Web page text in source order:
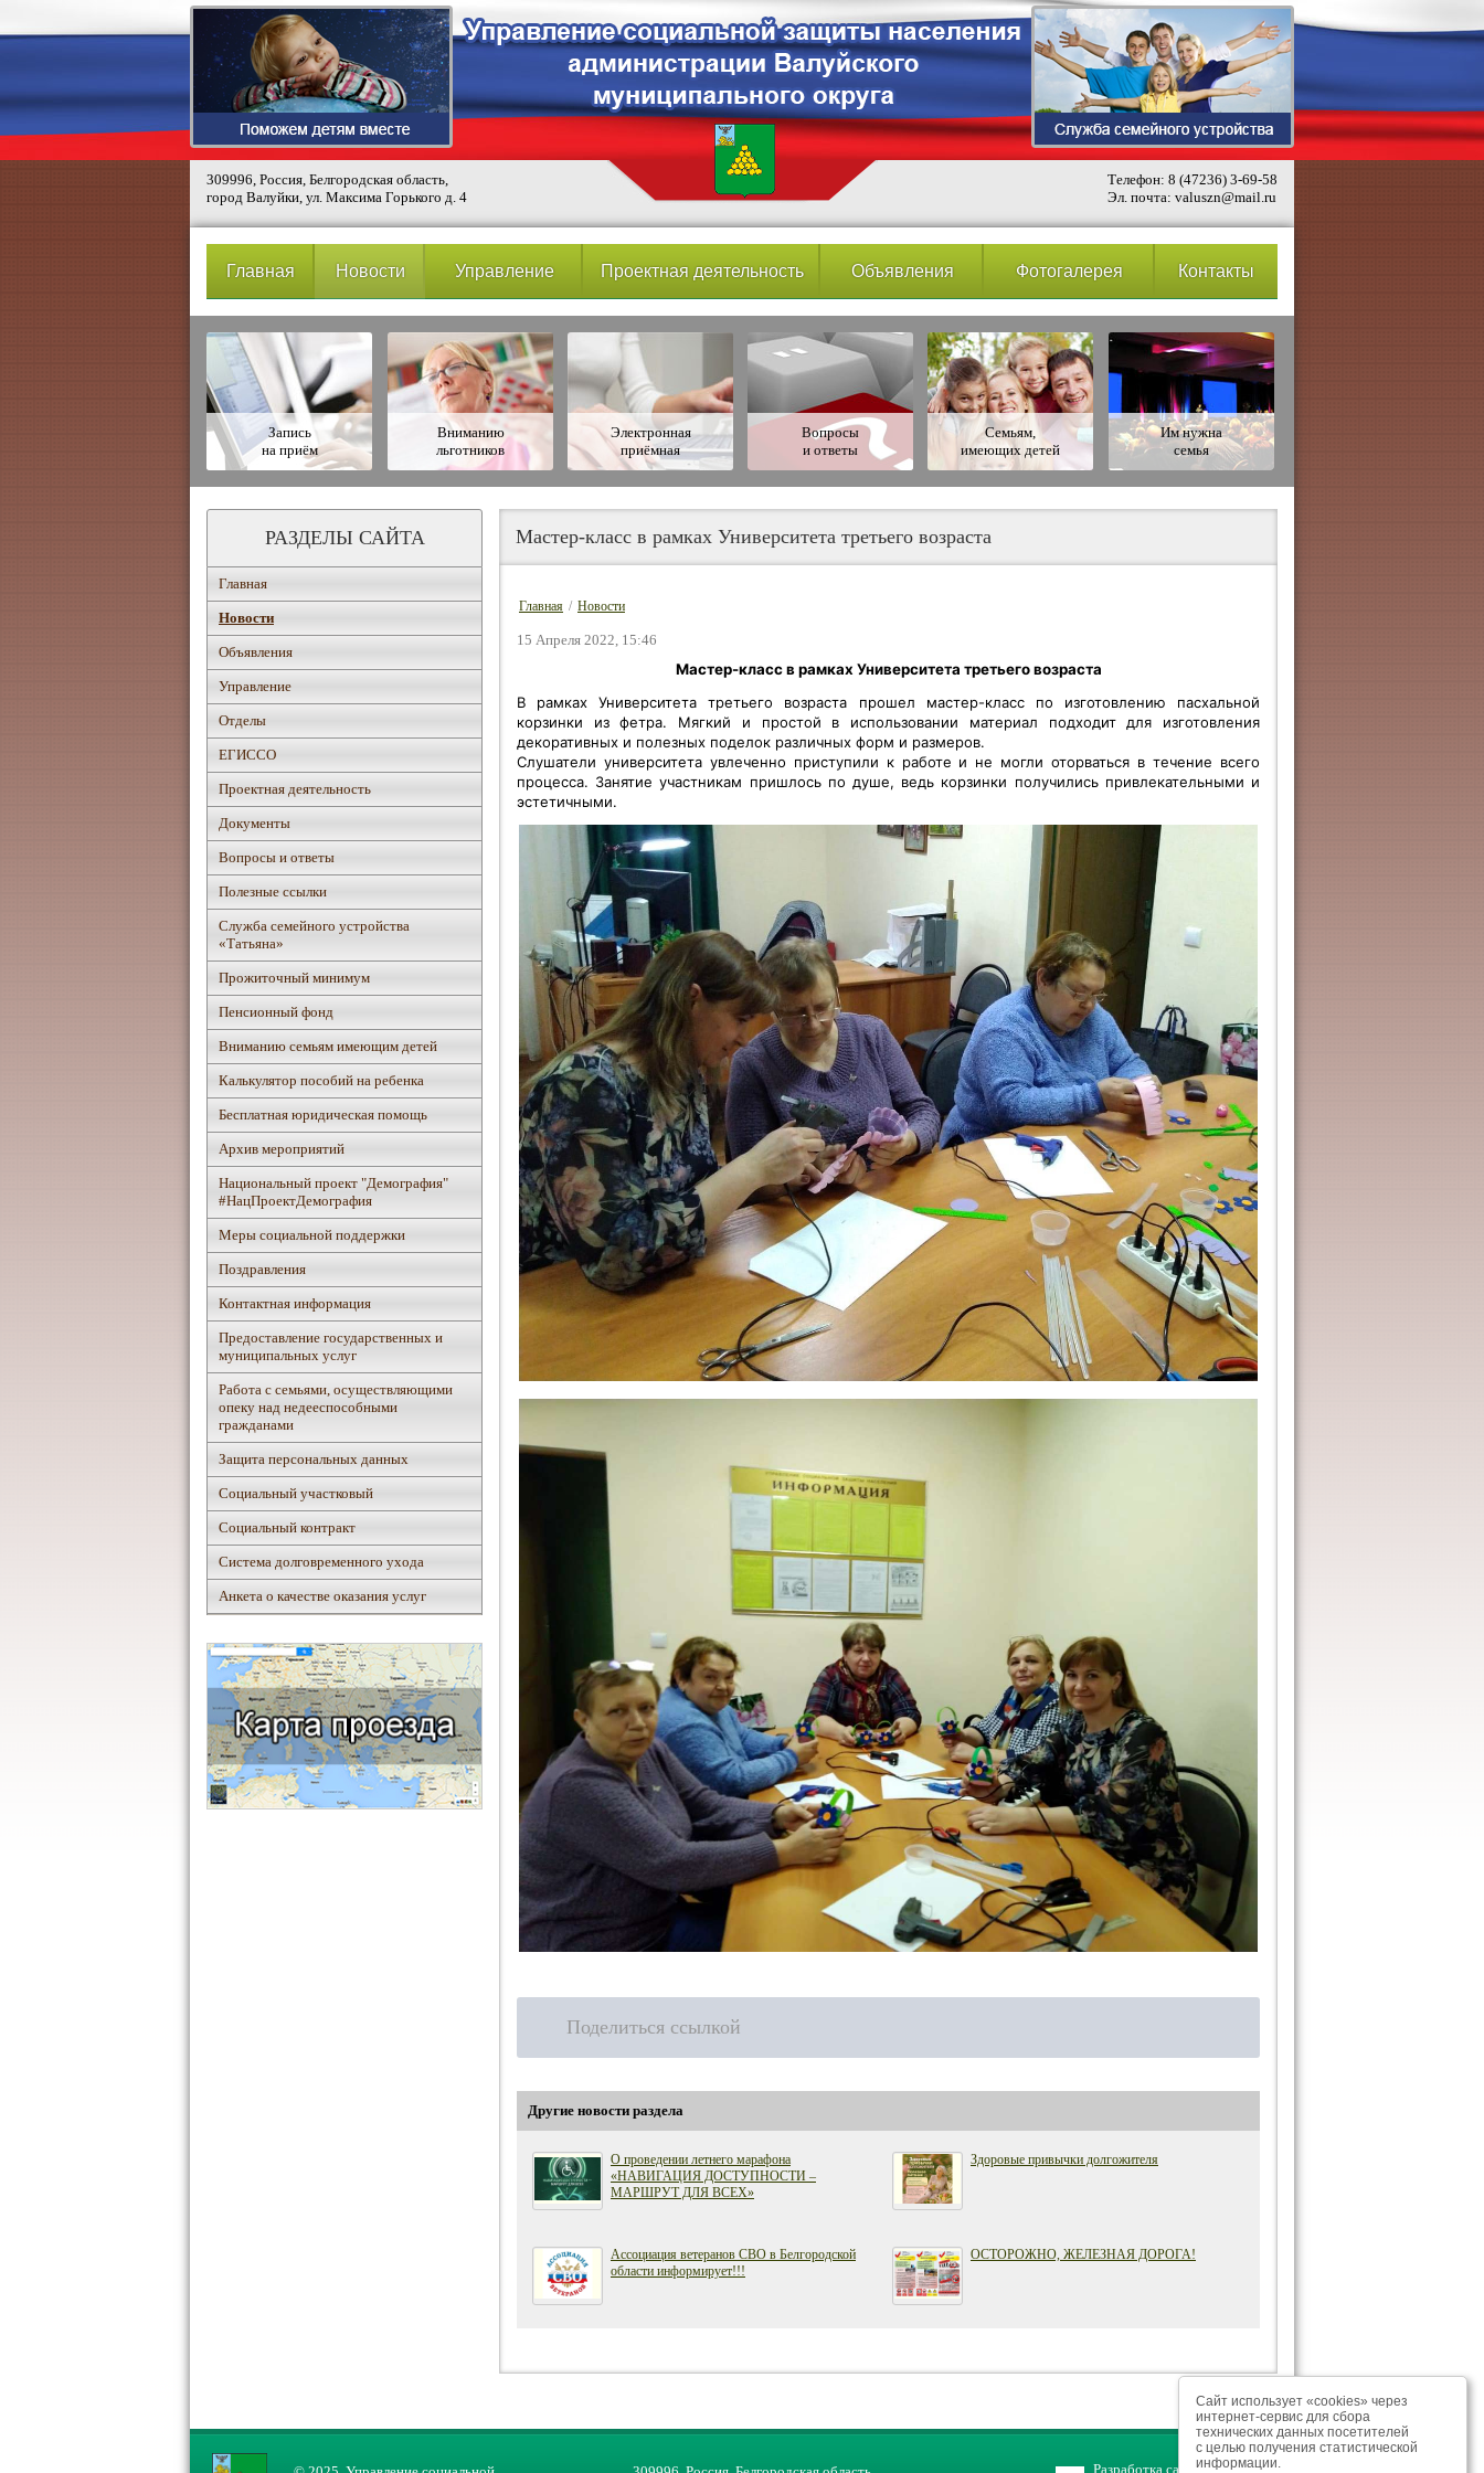
309996, Россия, Белгородская область,
город Валуйки, ул. Максима Горького д. 4
Телефон: 8 (47236) 3-69-58
Эл. почта: valuszn@mail.ru
Главная Новости Управление Проектная деятельность Объявления Фотогалерея Контакты
Запись
на приём
Вниманию
льготников
Электронная
приёмная
Вопросы
и ответы
Семьям,
имеющих детей
Им нужна
семья
РАЗДЕЛЫ САЙТА
Главная
Новости
Объявления
Управление
Отделы
ЕГИССО
Проектная деятельность
Документы
Вопросы и ответы
Полезные ссылки
Служба семейного устройства
«Татьяна»
Прожиточный минимум
Пенсионный фонд
Вниманию семьям имеющим детей
Калькулятор пособий на ребенка
Бесплатная юридическая помощь
Архив мероприятий
Национальный проект "Демография"
#НацПроектДемография
Mеры социальной поддержки
Поздравления
Контактная информация
Предоставление государственных и
муниципальных услуг
Работа с семьями, осуществляющими
опеку над недееспособными
гражданами
Защита персональных данных
Социальный участковый
Социальный контракт
Система долговременного ухода
Анкета о качестве оказания услуг
Мастер-класс в рамках Университета третьего возраста
Главная / Новости
15 Апреля 2022, 15:46
Мастер-класс в рамках Университета третьего возраста
В рамках Университета третьего возраста прошел мастер-класс по изготовлению пасхальной
корзинки из фетра. Мягкий и простой в использовании материал подходит для изготовления
декоративных и полезных поделок различных форм и размеров.
Слушатели университета увлеченно приступили к работе и не могли оторваться в течение всего
процесса. Занятие участникам пришлось по душе, ведь корзинки получились привлекательными и
эстетичными.
Поделиться ссылкой
Другие новости раздела
О проведении летнего марафона
«НАВИГАЦИЯ ДОСТУПНОСТИ –
МАРШРУТ ДЛЯ ВСЕХ»
Здоровые привычки долгожителя
Ассоциация ветеранов СВО в Белгородской
области информирует!!!
ОСТОРОЖНО, ЖЕЛЕЗНАЯ ДОРОГА!
Разработка сайта
Сайт использует «cookies» через
интернет-сервис для сбора
технических данных посетителей
с целью получения статистической
информации.